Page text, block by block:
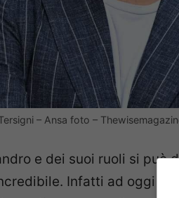
– Ansa foto –
e dei suoi ruoli si può
Infatti ad oggi è